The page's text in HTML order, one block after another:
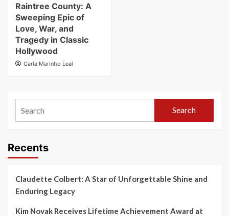
Raintree County: A
Sweeping Epic of
Love, War, and
Tragedy in Classic
Hollywood
Carla Marinho Leal
Search
Recents
Claudette Colbert: A Star of Unforgettable Shine and
Enduring Legacy
Kim Novak Receives Lifetime Achievement Award at